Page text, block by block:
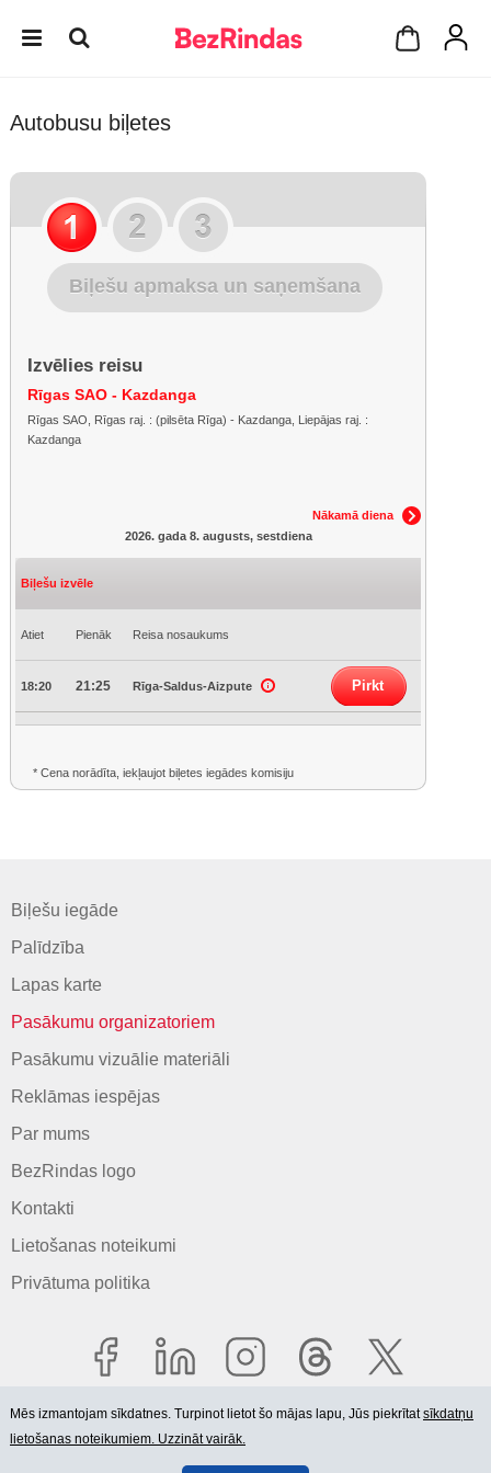
Autobusu biļetes
Biļešu apmaksa un saņemšana
Izvēlies reisu
Rīgas SAO - Kazdanga
Rīgas SAO, Rīgas raj. : (pilsēta Rīga) - Kazdanga, Liepājas raj. :
Kazdanga
Nākamā diena
2026. gada 8. augusts, sestdiena
Biļešu izvēle
Atiet Pienāk Reisa nosaukums
18:20 21:25 Rīga-Saldus-Aizpute Pirkt
* Cena norādīta, iekļaujot biļetes iegādes komisiju
Biļešu iegāde
Palīdzība
Lapas karte
Pasākumu organizatoriem
Pasākumu vizuālie materiāli
Reklāmas iespējas
Par mums
BezRindas logo
Kontakti
Lietošanas noteikumi
Privātuma politika
© 2006-2026 SIA "BEZRINDAS.LV".
Mēs izmantojam sīkdatnes. Turpinot lietot šo mājas lapu, Jūs piekrītatsīkdatņu
lietošanas noteikumiem. Uzzināt vairāk.